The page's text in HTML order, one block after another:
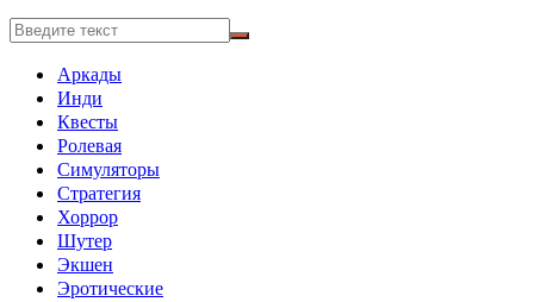
Аркады
Инди
Квесты
Ролевая
Симуляторы
Стратегия
Хоррор
Шутер
Экшен
Эротические